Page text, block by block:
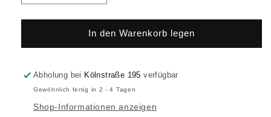
In den Warenkorb legen
Abholung bei Kölnstraße 195 verfügbar
Gewöhnlich fertig in 2 - 4 Tagen
Shop-Informationen anzeigen